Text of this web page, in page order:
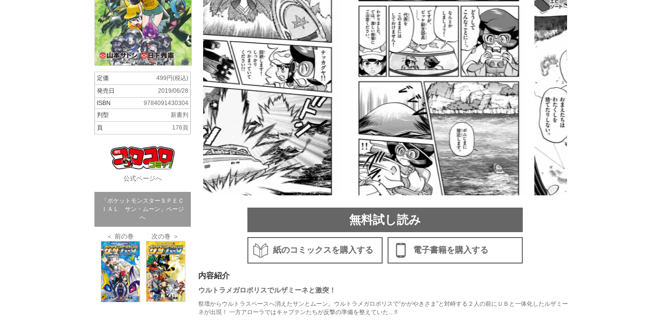
定価
499円(税込)
発売日
2019/06/28
ISBN
9784091430304
判型
新書判
頁
176頁
公式ページへ
「ポケットモンスターＳＰＥＣ
ＩＡＬ サン・ムーン」ページ
へ
＜ 前の巻 次の巻 ＞
無料試し読み
紙のコミックスを購入する 電子書籍を購入する
内容紹介
ウルトラメガロポリスでルザミーネと激突！
祭壇からウルトラスペースへ消えたサンとムーン。ウルトラメガロポリスで“かがやきさま”と対峙する２人の前にＵＢと一体化したルザミー
ネが出現！ 一方アローラではキャプテンたちが反撃の準備を整えていた…!!